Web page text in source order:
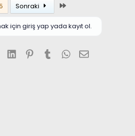
Sonraki
için giriş yap yada kayıt ol.
LinkedInPinterest
TumblrWhatsApp
E-posta